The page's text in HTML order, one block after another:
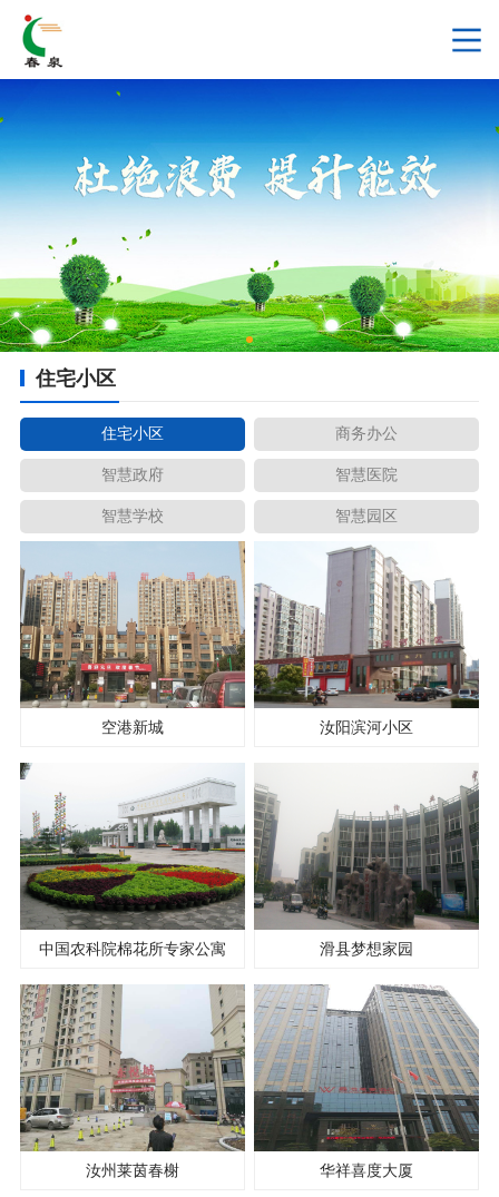
住宅小区
住宅小区 商务办公
智慧政府 智慧医院
智慧学校 智慧园区
空港新城 汝阳滨河小区
中国农科院棉花所专家公寓 滑县梦想家园
汝州莱茵春榭 华祥喜度大厦